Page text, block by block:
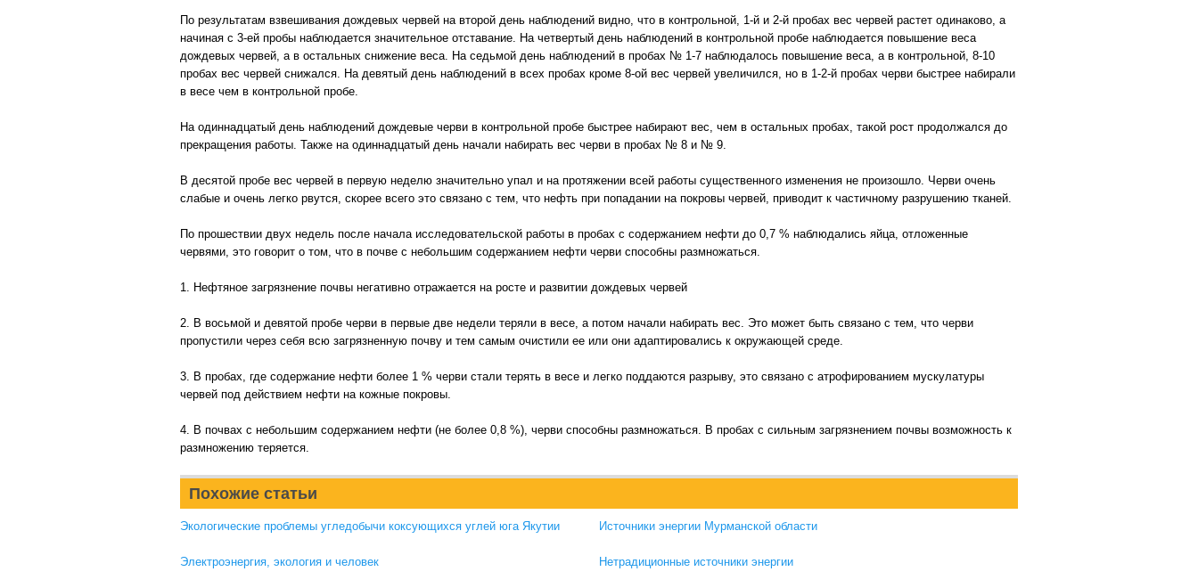
По результатам взвешивания дождевых червей на второй день наблюдений видно, что в контрольной, 1-й и 2-й пробах вес червей растет одинаково, а
начиная с 3-ей пробы наблюдается значительное отставание. На четвертый день наблюдений в контрольной пробе наблюдается повышение веса
дождевых червей, а в остальных снижение веса. На седьмой день наблюдений в пробах № 1-7 наблюдалось повышение веса, а в контрольной, 8-10
пробах вес червей снижался. На девятый день наблюдений в всех пробах кроме 8-ой вес червей увеличился, но в 1-2-й пробах черви быстрее набирали
в весе чем в контрольной пробе.
На одиннадцатый день наблюдений дождевые черви в контрольной пробе быстрее набирают вес, чем в остальных пробах, такой рост продолжался до
прекращения работы. Также на одиннадцатый день начали набирать вес черви в пробах № 8 и № 9.
В десятой пробе вес червей в первую неделю значительно упал и на протяжении всей работы существенного изменения не произошло. Черви очень
слабые и очень легко рвутся, скорее всего это связано с тем, что нефть при попадании на покровы червей, приводит к частичному разрушению тканей.
По прошествии двух недель после начала исследовательской работы в пробах с содержанием нефти до 0,7 % наблюдались яйца, отложенные
червями, это говорит о том, что в почве с небольшим содержанием нефти черви способны размножаться.
1. Нефтяное загрязнение почвы негативно отражается на росте и развитии дождевых червей
2. В восьмой и девятой пробе черви в первые две недели теряли в весе, а потом начали набирать вес. Это может быть связано с тем, что черви
пропустили через себя всю загрязненную почву и тем самым очистили ее или они адаптировались к окружающей среде.
3. В пробах, где содержание нефти более 1 % черви стали терять в весе и легко поддаются разрыву, это связано с атрофированием мускулатуры
червей под действием нефти на кожные покровы.
4. В почвах с небольшим содержанием нефти (не более 0,8 %), черви способны размножаться. В пробах с сильным загрязнением почвы возможность к
размножению теряется.
Похожие статьи
Экологические проблемы угледобычи коксующихся углей юга Якутии
Электроэнергия, экология и человек
Источники энергии Мурманской области
Нетрадиционные источники энергии